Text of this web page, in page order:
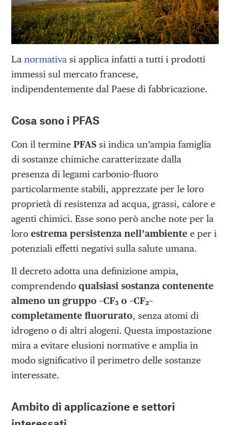
Lanormativasi applica infatti a tutti i prodotti
immessi sul mercato francese,
indipendentemente dal Paese di fabbricazione.
Cosa sono i PFAS
Con il terminePFAS si indica un’ampia famiglia
di sostanze chimiche caratterizzate dalla
presenza di legami carbonio–fluoro
particolarmente stabili, apprezzate per le loro
proprietà di resistenza ad acqua, grassi, calore e
agenti chimici. Esse sono però anche note per la
loroestrema persistenza nell’ambiente e per i
potenziali effetti negativi sulla salute umana.
Il decreto adotta una definizione ampia,
comprendendoqualsiasi sostanza contenente
almeno un gruppo –CF₃ o –CF₂–
completamente fluorurato, senza atomi di
idrogeno o di altri alogeni. Questa impostazione
mira a evitare elusioni normative e amplia in
modo significativo il perimetro delle sostanze
interessate.
Ambito di applicazione e settori